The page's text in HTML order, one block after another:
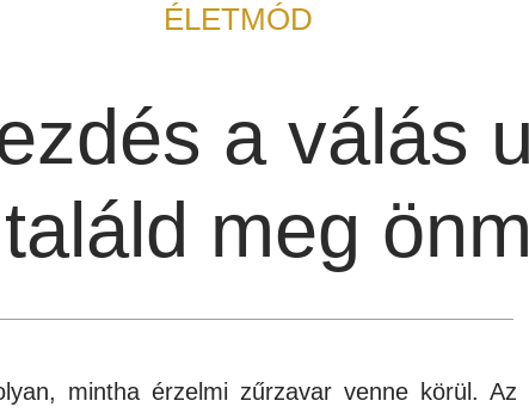
ÉLETMÓD
a válás
meg
mintha érzelmi zűrzavar venne körül.